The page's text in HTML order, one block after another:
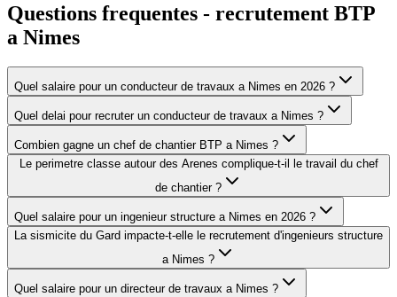
Questions frequentes - recrutement BTP
a Nimes
Quel salaire pour un conducteur de travaux a Nimes en 2026 ?
Quel delai pour recruter un conducteur de travaux a Nimes ?
Combien gagne un chef de chantier BTP a Nimes ?
Le perimetre classe autour des Arenes complique-t-il le travail du chef
de chantier ?
Quel salaire pour un ingenieur structure a Nimes en 2026 ?
La sismicite du Gard impacte-t-elle le recrutement d'ingenieurs structure
a Nimes ?
Quel salaire pour un directeur de travaux a Nimes ?